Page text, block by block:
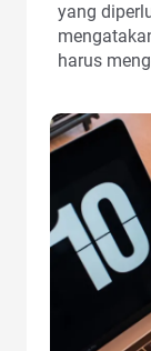
yang
harus